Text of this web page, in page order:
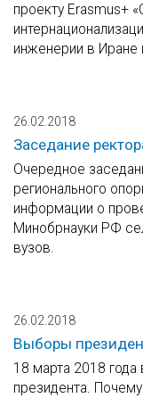
проекту Erasmus+
инженерии в Иране
26.02.2018
Заседание
Очередное
регионального
информации о
Минобрнауки РФ
вузов.
26.02.2018
Выборы
18 марта 2018
президента.